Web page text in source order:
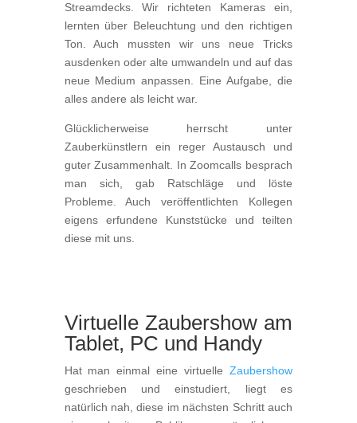
Streamdecks. Wir richteten Kameras ein,
lernten über Beleuchtung und den richtigen
Ton. Auch mussten wir uns neue Tricks
ausdenken oder alte umwandeln und auf das
neue Medium anpassen. Eine Aufgabe, die
alles andere als leicht war.
Glücklicherweise herrscht unter
Zauberkünstlern ein reger Austausch und
guter Zusammenhalt. In Zoomcalls besprach
man sich, gab Ratschläge und löste
Probleme. Auch veröffentlichten Kollegen
eigens erfundene Kunststücke und teilten
diese mit uns.
Virtuelle Zaubershow am
Tablet, PC und Handy
Hat man einmal eine virtuelle Zaubershow
geschrieben und einstudiert, liegt es
natürlich nah, diese im nächsten Schritt auch